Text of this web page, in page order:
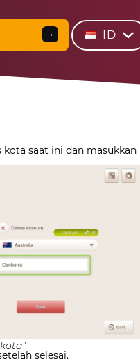
→ ID
saat ini dan masukkan
selesai.